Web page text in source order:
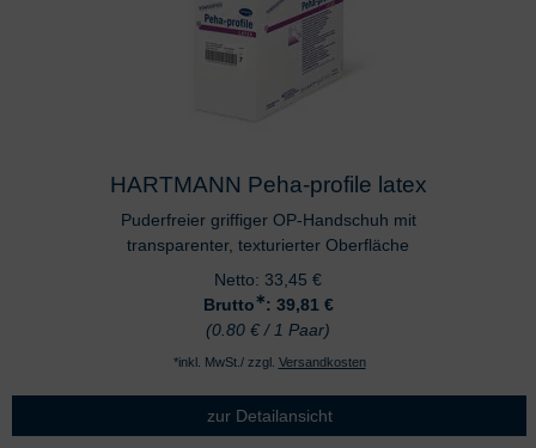
HARTMANN Peha-profile latex
Puderfreier griffiger OP-Handschuh mit
transparenter, texturierter Oberfläche
Netto: 33,45 €
Brutto∗: 39,81 €
(0.80 € / 1 Paar)
*inkl. MwSt./ zzgl. Versandkosten
zur Detailansicht